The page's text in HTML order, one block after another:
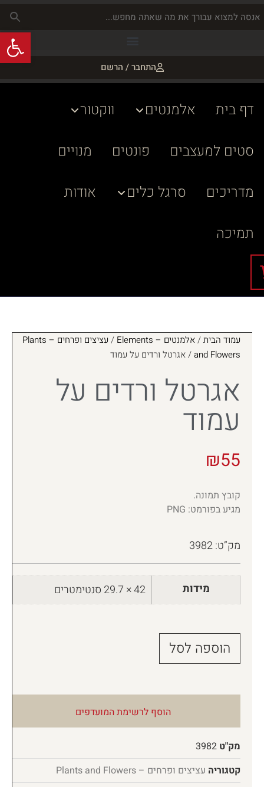
התחבר / הרשם
דף בית אלמנטים
ווקטור
סטים למעצבים
פונטים
מנויים
מדריכים
סרגל כלים
אודות
תמיכה
עמוד הבית/אלמנטים – Elements /
עציצים ופרחים – Plants
and Flowers/ אגרטל ורדים על עמוד
אגרטל ורדים על
עמוד
₪55
קובץ תמונה.
מגיע בפורמט: PNG
מק”ט: 3982
מידות 42 × 29.7 סנטימטרים
הוספה לסל
הוסף לרשימת המועדפים
מק"ט 3982
קטגוריה עציצים ופרחים – Plants and Flowers